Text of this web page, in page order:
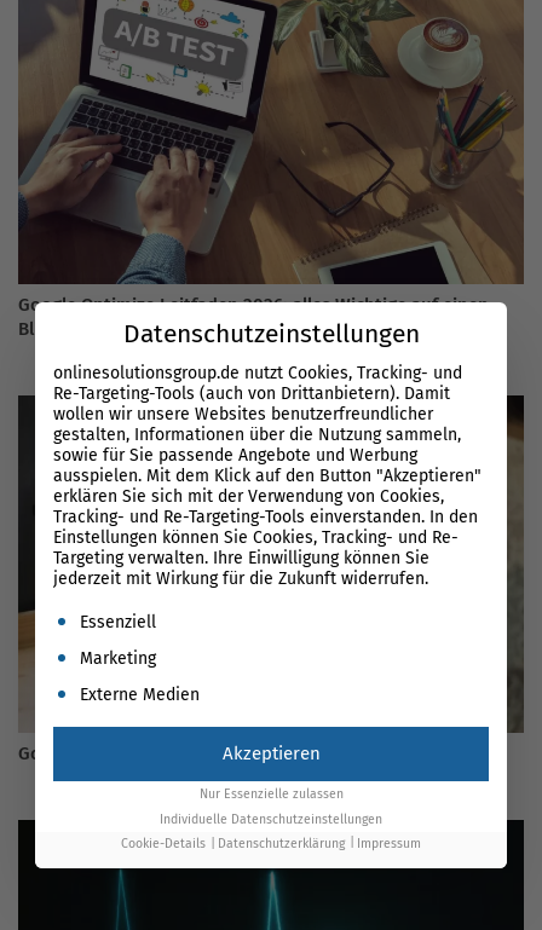
Google Optimize Leitfaden 2026: alles Wichtige auf einen
Blick
Google CSS 2026: Comparison Shopping Services
Datenschutzeinstellungen
onlinesolutionsgroup.de nutzt Cookies, Tracking- und
Re-Targeting-Tools (auch von Drittanbietern). Damit
wollen wir unsere Websites benutzerfreundlicher
gestalten, Informationen über die Nutzung sammeln,
sowie für Sie passende Angebote und Werbung
ausspielen. Mit dem Klick auf den Button "Akzeptieren"
erklären Sie sich mit der Verwendung von Cookies,
Tracking- und Re-Targeting-Tools einverstanden. In den
Einstellungen können Sie Cookies, Tracking- und Re-
Targeting verwalten. Ihre Einwilligung können Sie
jederzeit mit Wirkung für die Zukunft widerrufen.
Es folgt eine Liste der Service-Gruppen, für die eine
Essenziell
Marketing
Externe Medien
Akzeptieren
Nur Essenzielle zulassen
Individuelle Datenschutzeinstellungen
Cookie-Details
Datenschutzerklärung Impressum